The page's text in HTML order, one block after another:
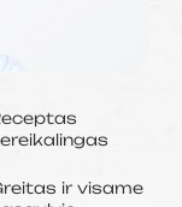
ir visame